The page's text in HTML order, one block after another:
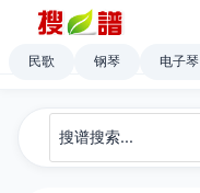
民歌 钢琴 电子琴